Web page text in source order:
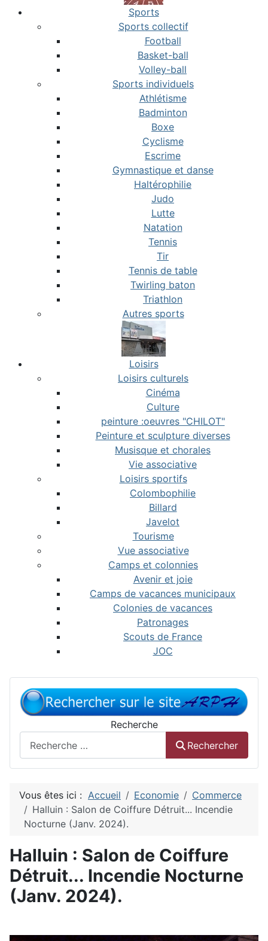
Sports
Sports collectif
Football
Basket-ball
Volley-ball
Sports individuels
Athlétisme
Badminton
Boxe
Cyclisme
Escrime
Gymnastique et danse
Haltérophilie
Judo
Lutte
Natation
Tennis
Tir
Tennis de table
Twirling baton
Triathlon
Autres sports
Loisirs
Loisirs culturels
Cinéma
Culture
peinture :oeuvres "CHILOT"
Peinture et sculpture diverses
Musisque et chorales
Vie associative
Loisirs sportifs
Colombophilie
Billard
Javelot
Tourisme
Vue associative
Camps et colonnies
Avenir et joie
Camps de vacances municipaux
Colonies de vacances
Patronages
Scouts de France
JOC
Recherche
Rechercher
Vous êtes ici : Accueil Economie
Commerce
Halluin : Salon de Coiffure Détruit... Incendie
Nocturne (Janv. 2024).
Halluin : Salon de Coiffure
Détruit... Incendie Nocturne
(Janv. 2024).